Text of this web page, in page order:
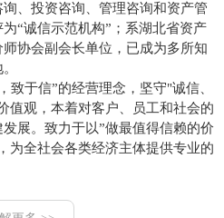
、投资咨询、管理咨询和资产管
“诚信示范机构”；系湖北省资产
协会副会长单位，已成为多所知
于信”的经营理念，坚守"诚信、
值观，本着对客户、员工和社会的
展。致力于以”做最值得信赖的价
为全社会各类经济主体提供专业的